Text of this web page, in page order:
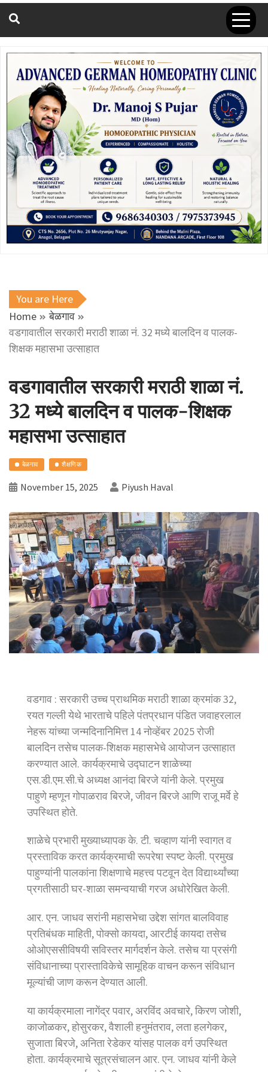
You are Here
Home
बेळगाव
वडगावातील सरकारी मराठी शाळा नं. 32 मध्ये बालदिन व पालक-
शिक्षक महासभा उत्साहात
वडगावातील सरकारी मराठी शाळा नं.
32 मध्ये बालदिन व पालक-शिक्षक
महासभा उत्साहात
बेळगाव शैक्षणिक
November 15, 2025 Piyush Haval
वडगाव : सरकारी उच्च प्राथमिक मराठी शाळा क्रमांक 32,
रयत गल्ली येथे भारताचे पहिले पंतप्रधान पंडित जवाहरलाल
नेहरू यांच्या जन्मदिनानिमित्त 14 नोव्हेंबर 2025 रोजी
बालदिन तसेच पालक-शिक्षक महासभेचे आयोजन उत्साहात
करण्यात आले. कार्यक्रमाचे उद्घाटन शाळेच्या
एस.डी.एम.सी.चे अध्यक्ष आनंदा बिरजे यांनी केले. प्रमुख
पाहुणे म्हणून गोपाळराव बिरजे, जीवन बिरजे आणि राजू मर्वे हे
उपस्थित होते.
शाळेचे प्रभारी मुख्याध्यापक के. टी. चव्हाण यांनी स्वागत व
प्रस्ताविक करत कार्यक्रमाची रूपरेषा स्पष्ट केली. प्रमुख
पाहुण्यांनी पालकांना शिक्षणाचे महत्त्व पटवून देत विद्यार्थ्यांच्या
प्रगतीसाठी घर-शाळा समन्वयाची गरज अधोरेखित केली.
आर. एन. जाधव सरांनी महासभेचा उद्देश सांगत बालविवाह
प्रतिबंधक माहिती, पोक्सो कायदा, आरटीई कायदा तसेच
ओओएससीविषयी सविस्तर मार्गदर्शन केले. तसेच या प्रसंगी
संविधानाच्या प्रास्ताविकेचे सामूहिक वाचन करून संविधान
मूल्यांची जाण करून देण्यात आली.
या कार्यक्रमाला नागेंद्र पवार, अरविंद अवचारे, किरण जोशी,
काजोळकर, होसुरकर, वैशाली हनुमंतराव, लता हलगेकर,
सुजाता बिरजे, अनिता रेडेकर यांसह पालक वर्ग उपस्थित
होता. कार्यक्रमाचे सूत्रसंचालन आर. एन. जाधव यांनी केले